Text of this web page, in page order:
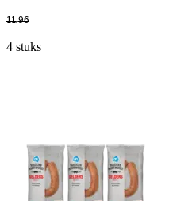
11.96
4 stuks